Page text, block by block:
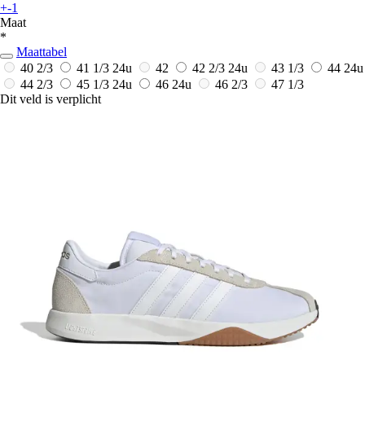
+-1
Maat
*
Maattabel
40 2/3
41 1/3 24u 42 42 2/3 24u 43 1/3 44 24u
44 2/3
45 1/3 24u 46 24u 46 2/3
47 1/3
Dit veld is verplicht